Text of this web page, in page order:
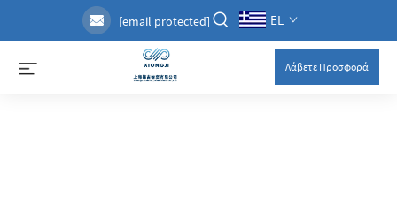
[email protected] EL
Λάβετε Προσφορά